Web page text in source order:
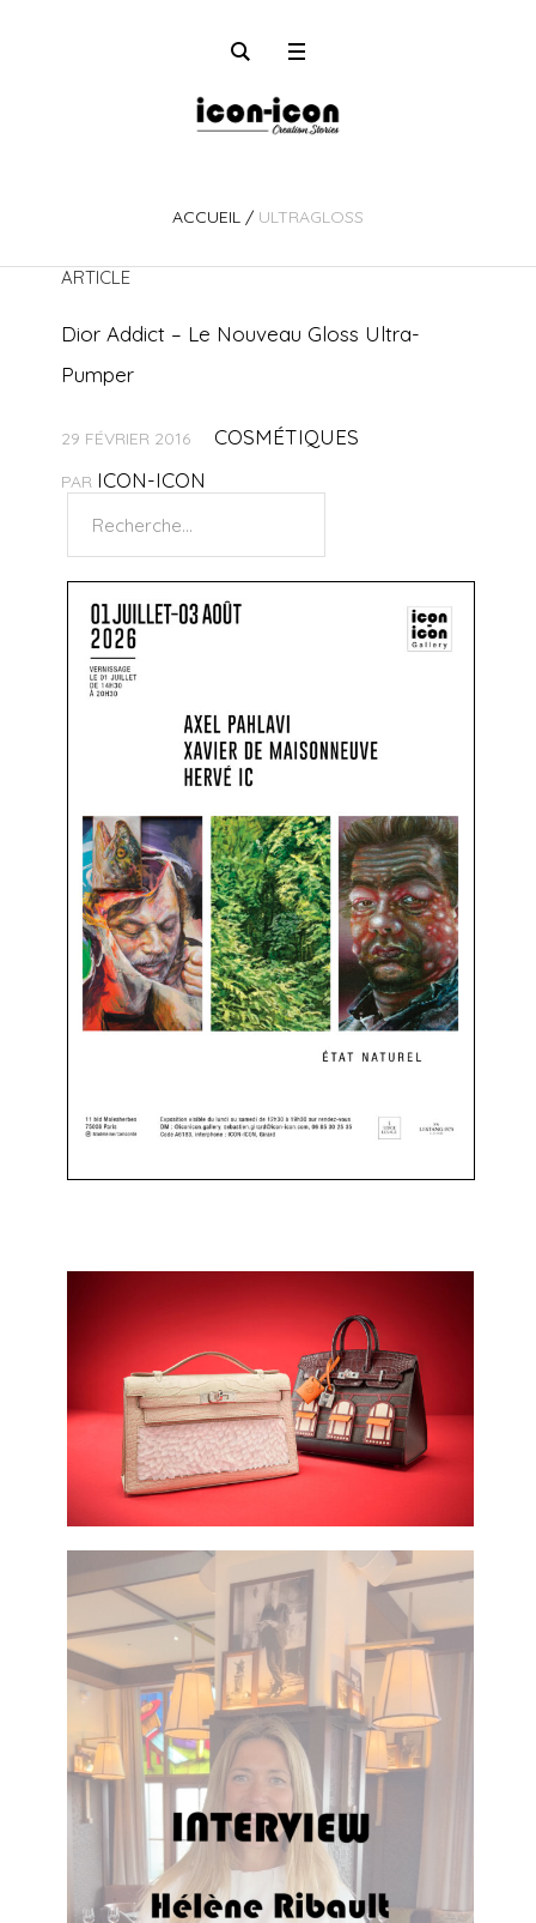
ACCUEIL / ULTRAGLOSS
ARTICLE
Dior Addict – Le Nouveau Gloss Ultra-
Pumper
29 FÉVRIER 2016 COSMÉTIQUES
PAR ICON-ICON
Rechercher